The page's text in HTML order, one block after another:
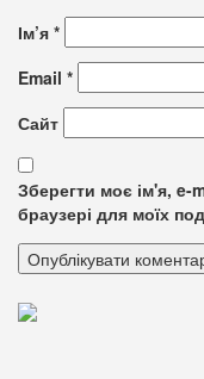
Ім’я *
Email *
Сайт
Зберегти моє ім'я, e-
браузері для моїх